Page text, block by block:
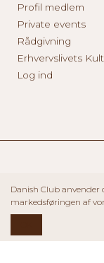
Profil medlem
Private events
Rådgivning
Erhvervslivets
Log ind
Danish Club
markedsføringen af